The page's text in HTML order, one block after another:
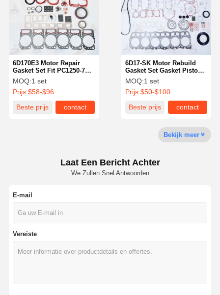
Thuis Producten Over Ons Fabrieksreis
Kwaliteitscont
Role
Contacteer
Ons
Ga Nu
Praten.
MITSUBISHI-Graafwerktuig Engine Parts
Onderdelen voor Kubota-motoren
6D17-SK Motor Rebuild
Gasket Set Gasket Piston
Bearing Set OE ME996287
MOQ:1 set
Prijs:$50-$100
Beste prijs
contact
6D170E3 Motor Repair
Gasket Set Fit PC1250-7
WA600-3 OE 6241-K2-9900
Komatsu motoronderdelen
MOQ:1 set
Prijs:$58-$96
Beste prijs
contact
Bekijk meer
Laat Een Bericht Achter
We Zullen Snel Antwoorden
E-mail
Vereiste